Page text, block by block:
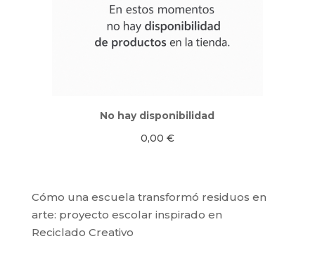
No hay disponibilidad
0,00 €
Cómo una escuela transformó residuos en
arte: proyecto escolar inspirado en
Reciclado Creativo